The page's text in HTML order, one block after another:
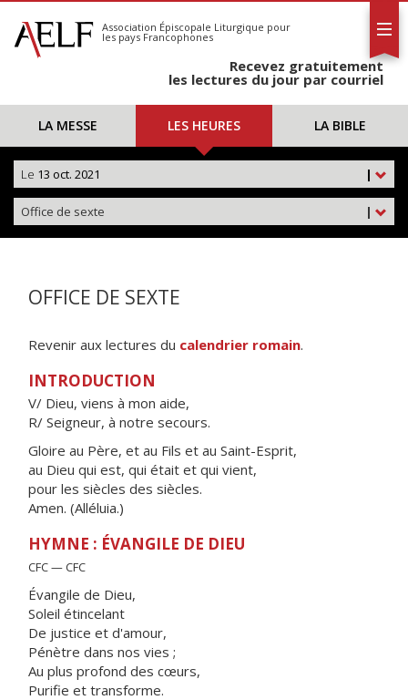
S'abonner
Calendrier
Association Épiscopale Liturgique pour
les pays Francophones
Recevez gratuitement
les lectures du jour par courriel
LA MESSE LES HEURES LA BIBLE
|
Le 13 oct. 2021
|
Office de sexte
OFFICE DE SEXTE
Revenir aux lectures du calendrier romain.
INTRODUCTION
V/ Dieu, viens à mon aide,
R/ Seigneur, à notre secours.
Gloire au Père, et au Fils et au Saint-Esprit,
au Dieu qui est, qui était et qui vient,
pour les siècles des siècles.
Amen. (Alléluia.)
HYMNE : ÉVANGILE DE DIEU
CFC — CFC
Évangile de Dieu,
Soleil étincelant
De justice et d'amour,
Pénètre dans nos vies ;
Au plus profond des cœurs,
Purifie et transforme.